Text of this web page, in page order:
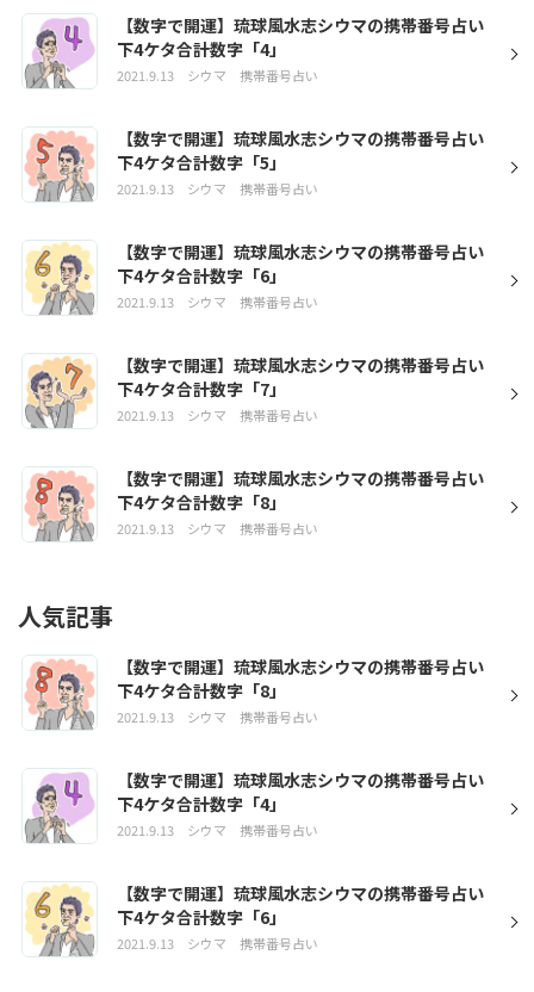
【数字で開運】琉球風水志シウマの携帯番号占い
下4ケタ合計数字「4」
2021.9.13 シウマ 携帯番号占い
【数字で開運】琉球風水志シウマの携帯番号占い
下4ケタ合計数字「5」
2021.9.13 シウマ 携帯番号占い
【数字で開運】琉球風水志シウマの携帯番号占い
下4ケタ合計数字「6」
2021.9.13 シウマ 携帯番号占い
【数字で開運】琉球風水志シウマの携帯番号占い
下4ケタ合計数字「7」
2021.9.13 シウマ 携帯番号占い
【数字で開運】琉球風水志シウマの携帯番号占い
下4ケタ合計数字「8」
2021.9.13 シウマ 携帯番号占い
人気記事
【数字で開運】琉球風水志シウマの携帯番号占い
下4ケタ合計数字「8」
2021.9.13 シウマ 携帯番号占い
【数字で開運】琉球風水志シウマの携帯番号占い
下4ケタ合計数字「4」
2021.9.13 シウマ 携帯番号占い
【数字で開運】琉球風水志シウマの携帯番号占い
下4ケタ合計数字「6」
2021.9.13 シウマ 携帯番号占い